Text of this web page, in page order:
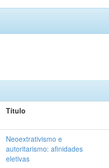
Título
Neoextrativismo e
autoritarismo: afinidades
eletivas